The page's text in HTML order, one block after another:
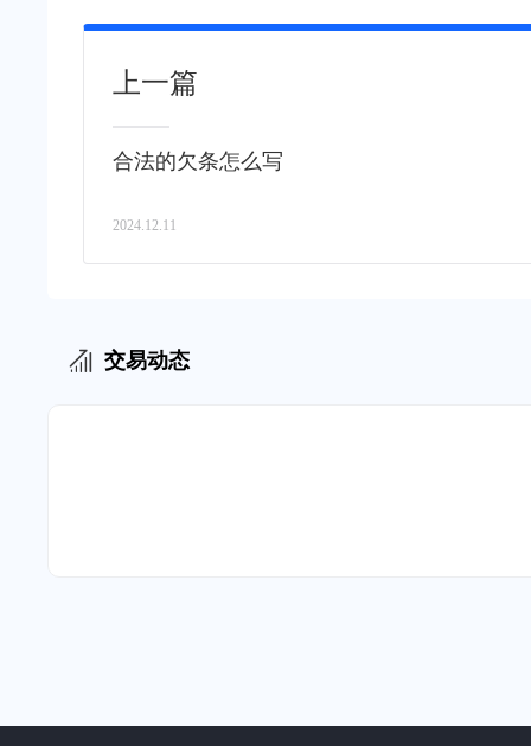
上一篇
合法的欠条怎么写
2024.12.11
交易动态